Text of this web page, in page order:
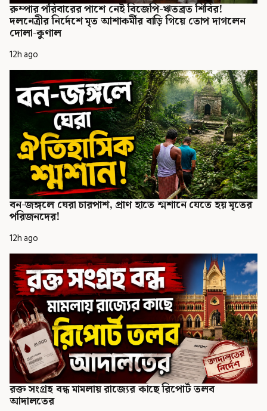
রুম্পার পরিবারের পাশে নেই বিজেপি-ঋতব্রত শিবির!
দলনেত্রীর নির্দেশে মৃত আশাকর্মীর বাড়ি গিয়ে তোপ দাগলেন
দোলা-কুণাল
12h ago
বন-জঙ্গলে ঘেরা চারপাশ, প্রাণ হাতে শ্মশানে যেতে হয় মৃতের
পরিজনদের!
12h ago
রক্ত সংগ্রহ বন্ধ মামলায় রাজ্যের কাছে রিপোর্ট তলব
আদালতের